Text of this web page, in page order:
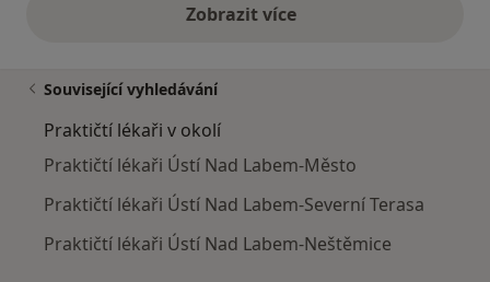
Zobrazit vícevýše uvedené názory
Související vyhledávání
Praktičtí lékaři v okolí
Praktičtí lékaři Ústí Nad Labem-Město
Praktičtí lékaři Ústí Nad Labem-Severní Terasa
Praktičtí lékaři Ústí Nad Labem-Neštěmice